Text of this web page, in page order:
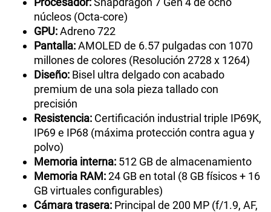
núcleos (Octa-core)
GPU:Adreno 722
Pantalla:AMOLED de 6.57 pulgadas con 1070
millones de colores (Resolución 2728 x 1264)
Diseño: Bisel ultra delgado con acabado
premium de una sola pieza tallado con
precisión
Resistencia: Certificación industrial triple IP69K,
IP69 e IP68 (máxima protección contra agua y
polvo)
Memoria interna: 512 GB de almacenamiento
Memoria RAM:24 GB en total (8 GB físicos + 16
GB virtuales configurables)
Cámara trasera: Principal de 200 MP (f/1.9, AF,